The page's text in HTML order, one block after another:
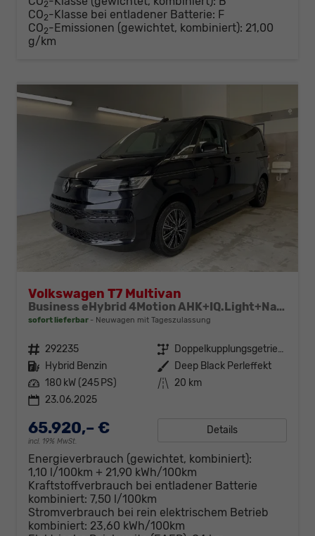
2
CO2-Klasse bei entladener Batterie: F
CO2-Emissionen (gewichtet, kombiniert): 21,00
g/km
Volkswagen T7 Multivan
Business eHybrid 4Motion AHK+IQ.Light+Navi+7Sitz+ACC
sofort lieferbar Neuwagen mit Tageszulassung
Fahrzeugnr. 292235 Getriebe
Doppelkupplungsgetriebe (DSG)
Kraftstoff Hybrid Benzin Außenfarbe Deep Black Perleffekt
Leistung 180 kW (245 PS) Kilometerstand 20 km
23.06.2025
65.920,– €
incl. 19% MwSt.
Details
Energieverbrauch (gewichtet, kombiniert):
1,10 l/100km + 21,90 kWh/100km
Kraftstoffverbrauch bei entladener Batterie
kombiniert: 7,50 l/100km
Stromverbrauch bei rein elektrischem Betrieb
kombiniert: 23,60 kWh/100km